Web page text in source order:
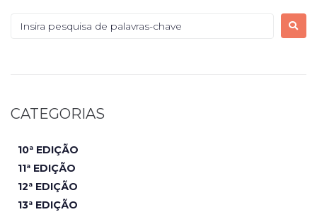
CATEGORIAS
10ª EDIÇÃO
11ª EDIÇÃO
12ª EDIÇÃO
13ª EDIÇÃO